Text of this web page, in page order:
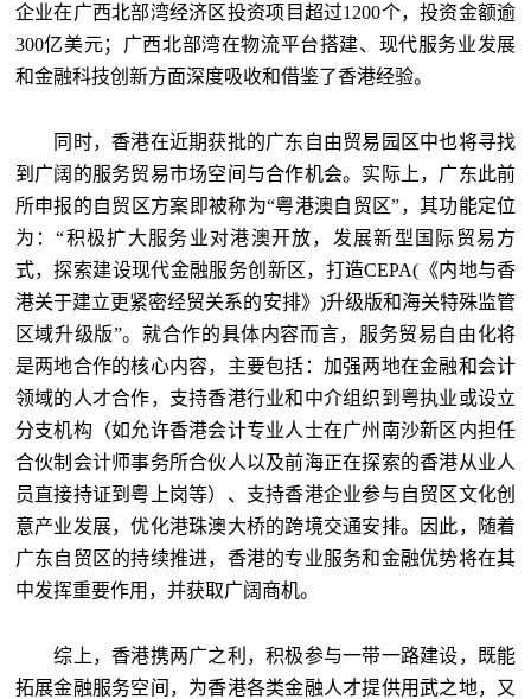
企业在广西北部湾经济区投资项目超过1200个，投资金额逾
300亿美元；广西北部湾在物流平台搭建、现代服务业发展
和金融科技创新方面深度吸收和借鉴了香港经验。
同时，香港在近期获批的广东自由贸易园区中也将寻找
到广阔的服务贸易市场空间与合作机会。实际上，广东此前
所申报的自贸区方案即被称为“粤港澳自贸区”，其功能定位
为：“积极扩大服务业对港澳开放，发展新型国际贸易方
式，探索建设现代金融服务创新区，打造CEPA(《内地与香
港关于建立更紧密经贸关系的安排》)升级版和海关特殊监管
区域升级版”。就合作的具体内容而言，服务贸易自由化将
是两地合作的核心内容，主要包括：加强两地在金融和会计
领域的人才合作，支持香港行业和中介组织到粤执业或设立
分支机构（如允许香港会计专业人士在广州南沙新区内担任
合伙制会计师事务所合伙人以及前海正在探索的香港从业人
员直接持证到粤上岗等）、支持香港企业参与自贸区文化创
意产业发展，优化港珠澳大桥的跨境交通安排。因此，随着
广东自贸区的持续推进，香港的专业服务和金融优势将在其
中发挥重要作用，并获取广阔商机。
综上，香港携两广之利，积极参与一带一路建设，既能
拓展金融服务空间，为香港各类金融人才提供用武之地，又